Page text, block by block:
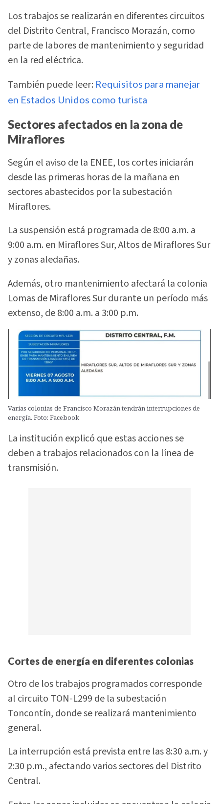
Los trabajos se realizarán en diferentes circuitos
del Distrito Central, Francisco Morazán, como
parte de labores de mantenimiento y seguridad
en la red eléctrica.
También puede leer: Requisitos para manejar
en Estados Unidos como turista
Sectores afectados en la zona de
Miraflores
Según el aviso de la ENEE, los cortes iniciarán
desde las primeras horas de la mañana en
sectores abastecidos por la subestación
Miraflores.
La suspensión está programada de 8:00 a.m. a
9:00 a.m. en Miraflores Sur, Altos de Miraflores Sur
y zonas aledañas.
Además, otro mantenimiento afectará la colonia
Lomas de Miraflores Sur durante un período más
extenso, de 8:00 a.m. a 3:00 p.m.
Varias colonias de Francisco Morazán tendrán interrupciones de
energía. Foto: Facebook
La institución explicó que estas acciones se
deben a trabajos relacionados con la línea de
transmisión.
Cortes de energía en diferentes colonias
Otro de los trabajos programados corresponde
al circuito TON-L299 de la subestación
Toncontín, donde se realizará mantenimiento
general.
La interrupción está prevista entre las 8:30 a.m. y
2:30 p.m., afectando varios sectores del Distrito
Central.